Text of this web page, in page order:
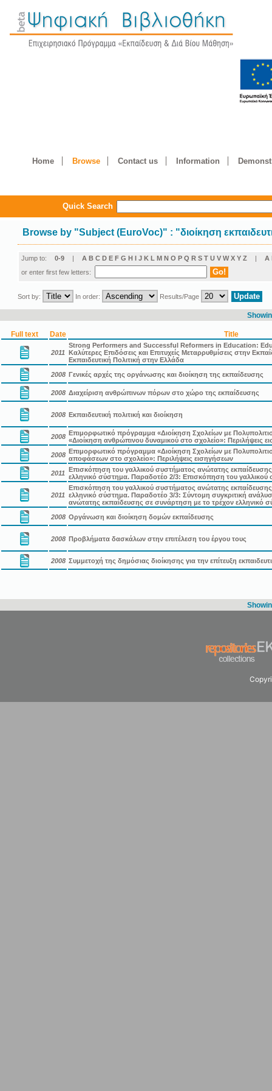
Home Browse Contact us Information
Quick Search
Browse by "Subject (EuroVoc)" : "διοίκηση
Jump to: 0-9 | A B C D E F G H I J K L M N O P Q R S T U V W X Y Z | Α
or enter first few letters:
Sort by: In order: Results/Page
Full text Date Title
2011
Strong Performers and Successful Reformers in Education:
Καλύτερες Επιδόσεις και Επιτυχείς Μεταρρυθμίσεις στην
Εκπαιδευτική Πολιτική στην Ελλάδα
2008 Γενικές αρχές της οργάνωσης και διοίκηση της εκπαίδευσης
2008 Διαχείριση ανθρώπινων πόρων στο χώρο της εκπαίδευσης
2008 Εκπαιδευτική πολιτική και διοίκηση
2008 Επιμορφωτικό πρόγραμμα «Διοίκηση Σχολείων με
«Διοίκηση ανθρώπινου δυναμικού στο σχολείο»: Περιλήψεις
2008 Επιμορφωτικό πρόγραμμα «Διοίκηση Σχολείων με
αποφάσεων στο σχολείο»: Περιλήψεις εισηγήσεων
2011 Επισκόπηση του γαλλικού συστήματος ανώτατης
ελληνικό σύστημα. Παραδοτέο 2/3: Επισκόπηση του γαλλικού
2011
Επισκόπηση του γαλλικού συστήματος ανώτατης
ελληνικό σύστημα. Παραδοτέο 3/3: Σύντομη συγκριτική
ανώτατης εκπαίδευσης σε συνάρτηση με το τρέχον ελληνικό
2008 Οργάνωση και διοίκηση δομών εκπαίδευσης
2008 Προβλήματα δασκάλων στην επιτέλεση του έργου τους
2008 Συμμετοχή της δημόσιας διοίκησης για την επίτευξη